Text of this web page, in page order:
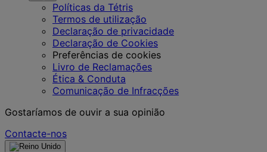
Políticas da Tétris
Termos de utilização
Declaração de privacidade
Declaração de Cookies
Preferências de cookies
Livro de Reclamações
Ética & Conduta
Comunicação de Infracções
Gostaríamos de ouvir a sua opinião
Contacte-nos